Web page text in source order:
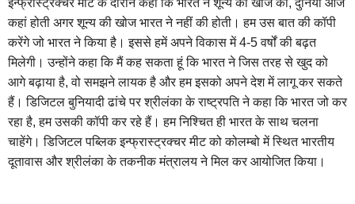
कहां होती अगर शून्य की खोज भारत ने नहीं की होती। हम उस बात की कॉपी
करेंगे जो भारत ने किया है। इससे हमें अपने विकास में 4-5 वर्षों की बढ़त
मिलेगी। उन्होंने कहा कि मैं कह सकता हूं कि भारत ने जिस तरह से खुद को
आगे बढ़ाया है, वो समझने लायक है और हम इसको अपने देश में लागू कर सकते
हैं। डिजिटल बुनियादी ढांचे पर श्रीलंका के राष्ट्रपति ने कहा कि भारत जो कर
रहा है, हम उसकी कॉपी कर रहे हैं। हम निश्चित ही भारत के साथ चलना
चाहेंगे। डिजिटल पब्लिक इन्फ्रास्ट्रक्चर मीट को कोलम्बो में स्थित भारतीय
दूतावास और श्रीलंका के तकनीक मंत्रालय ने मिल कर आयोजित किया।